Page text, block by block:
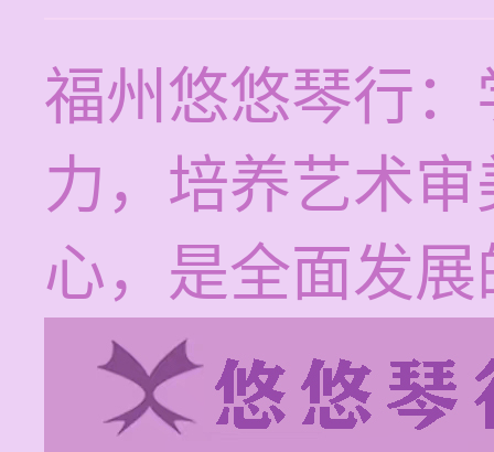
福州悠悠琴行
力，培养艺术
心，是全面发